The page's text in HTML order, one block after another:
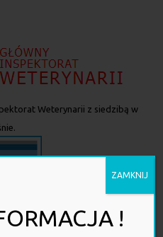
Weterynarii z siedzibą w
internetowa działa zgodnie z
!
ZAMKNIJ